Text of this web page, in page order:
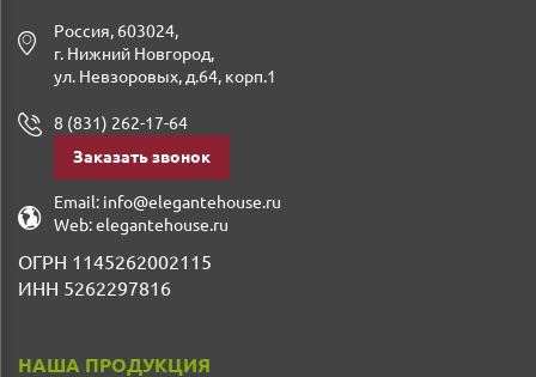
Россия, 603024,
г. Нижний Новгород,
ул. Невзоровых, д.64, корп.1
8 (831) 262-17-64
Заказать звонок
Email: info@elegantehouse.ru
Web:elegantehouse.ru
ОГРН 1145262002115
ИНН 5262297816
НАША ПРОДУКЦИЯ